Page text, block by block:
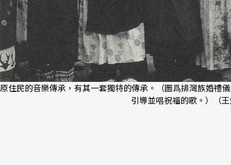
原住民的音樂傳承，有其一套獨特的傳承。（圖爲排灣族婚禮
引導並唱祝福的歌。）（王